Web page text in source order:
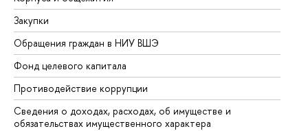
Закупки
Обращения граждан в НИУ ВШЭ
Фонд целевого капитала
Противодействие коррупции
Сведения о доходах, расходах, об имуществе и
обязательствах имущественного характера